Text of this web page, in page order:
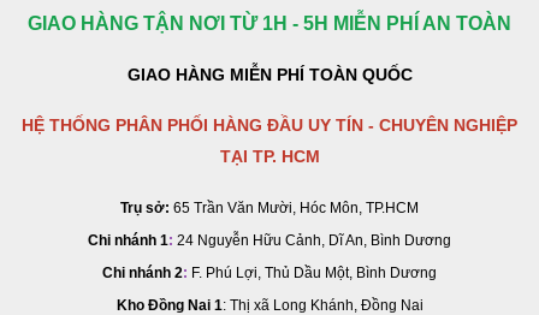
GIAO HÀNG TẬN NƠI TỪ 1H - 5H MIỄN PHÍ AN TOÀN
GIAO HÀNG MIỄN PHÍ TOÀN QUỐC
HỆ THỐNG PHÂN PHỐI HÀNG ĐẦU UY TÍN - CHUYÊN NGHIỆP
TẠI TP. HCM
Trụ sở: 65 Trần Văn Mười, Hóc Môn, TP.HCM
Chi nhánh 1: 24 Nguyễn Hữu Cảnh, Dĩ An, Bình Dương
Chi nhánh 2: F. Phú Lợi, Thủ Dầu Một, Bình Dương
Kho Đồng Nai 1: Thị xã Long Khánh, Đồng Nai